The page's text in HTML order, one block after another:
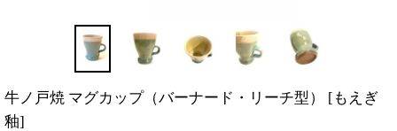
牛ノ戸焼 マグカップ（バーナード・リーチ型） [ もえぎ
釉]